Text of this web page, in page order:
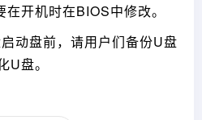
开机时在BIOS中修改。
动盘前，请用户们备份U盘
U盘。